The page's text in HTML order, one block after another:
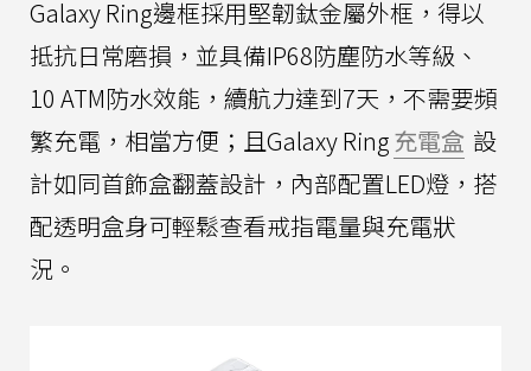
Galaxy Ring邊框採用堅韌鈦金屬外框，得以
抵抗日常磨損，並具備IP68防塵防水等級、
10 ATM防水效能，續航力達到7天，不需要頻
繁充電，相當方便；且Galaxy Ring充電盒 設
計如同首飾盒翻蓋設計，內部配置LED燈，搭
配透明盒身可輕鬆查看戒指電量與充電狀
況。